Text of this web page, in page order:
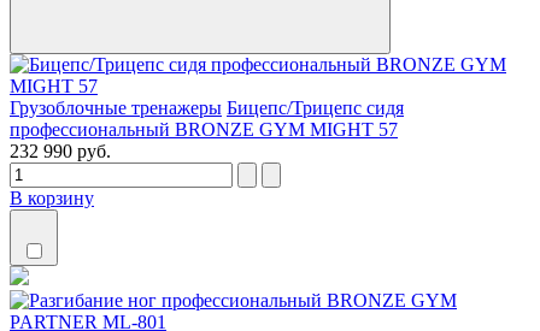
Грузоблочные тренажеры Бицепс/Трицепс сидя
профессиональный BRONZE GYM MIGHT 57
232 990 руб.
В корзину